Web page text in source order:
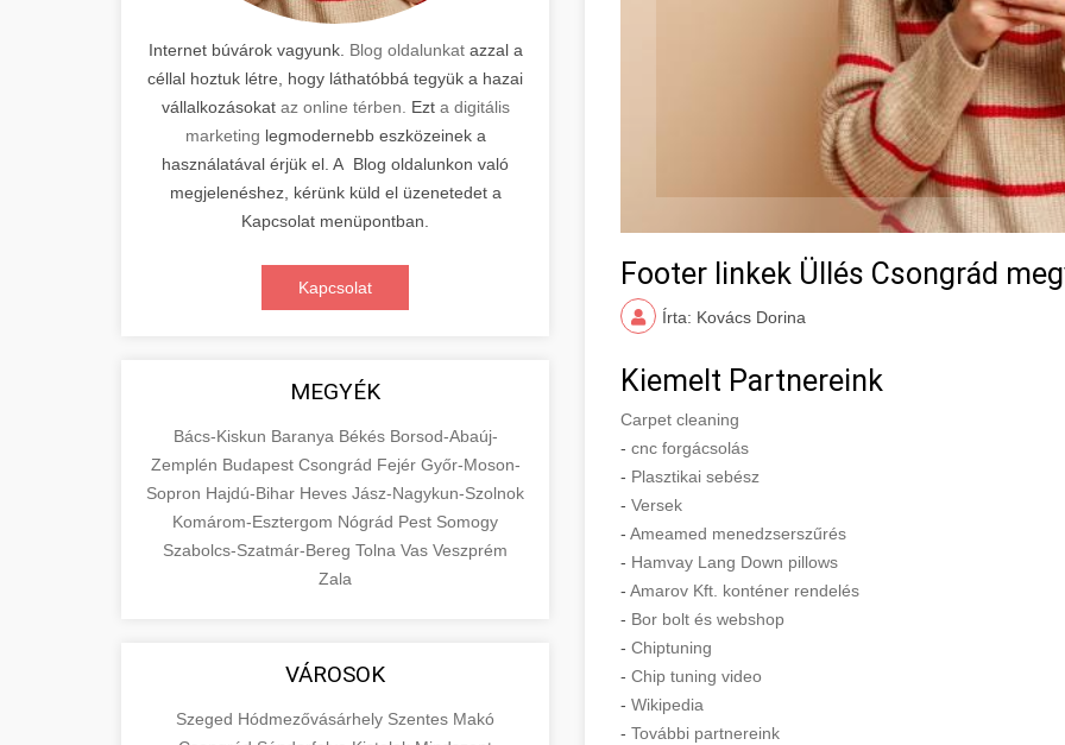
Internet búvárok vagyunk. Blog oldalunkatazzal a
céllal hoztuk létre, hogy láthatóbbá tegyük a hazai
vállalkozásokat az online térben. Ezt a digitális
marketing legmodernebb eszközeinek a
használatával érjük el. A Blog oldalunkon való
megjelenéshez, kérünk küld el üzenetedet a
Kapcsolat menüpontban.
Kapcsolat
MEGYÉK
Bács-Kiskun Baranya Békés Borsod-Abaúj-
Zemplén Budapest Csongrád Fejér Győr-Moson-
Sopron Hajdú-Bihar Heves Jász-Nagykun-Szolnok
Komárom-Esztergom Nógrád Pest Somogy
Szabolcs-Szatmár-Bereg Tolna Vas Veszprém
Zala
VÁROSOK
Szeged Hódmezővásárhely Szentes Makó
Footer linkek Üllés Csongrád
Írta: Kovács Dorina
Kiemelt Partnereink
Carpet cleaning
- cnc forgácsolás
- Plasztikai sebész
- Versek
- Ameamed menedzserszűrés
- Hamvay Lang Down pillows
- Amarov Kft. konténer rendelés
- Bor bolt és webshop
- Chiptuning
- Chip tuning video
- Wikipedia
- További partnereink